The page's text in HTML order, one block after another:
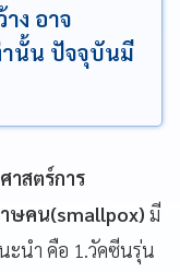
ง อาจ
านั้น ปัจจุบันมี
สตร์การ
ษคน(smallpox) มี
ะนำ คือ 1.วัคซีนรุ่น